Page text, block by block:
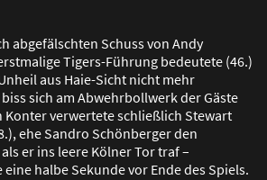
abgefälschten Schuss von Andy
Tigers-Führung bedeutete (46.)
aus Haie-Sicht nicht mehr
sich am Abwehrbollwerk der Gäste
Konter verwertete schließlich Stewart
ehe Sandro Schönberger den
er ins leere Kölner Tor traf –
halbe Sekunde vor Ende des Spiels.